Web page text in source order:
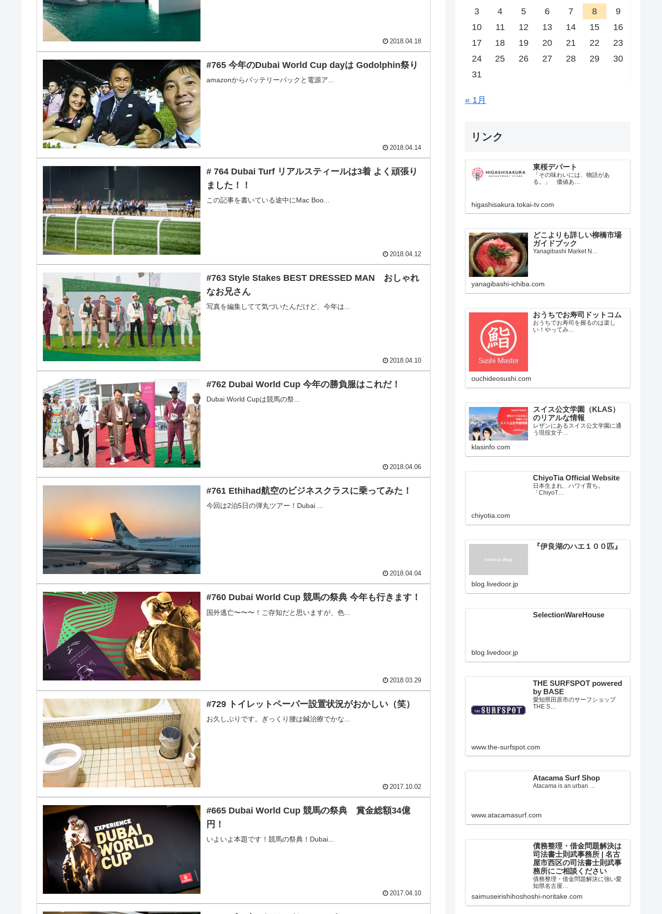
2018.04.18
#765 今年のDubai World Cup dayは Godolphin祭り
amazonからバッテリーパックと電源ア...
2018.04.14
# 764 Dubai Turf リアルスティールは3着 よく頑張り
ました！！
この記事を書いている途中にMac Boo...
2018.04.12
#763 Style Stakes BEST DRESSED MAN おしゃれ
なお兄さん
写真を編集してて気づいたんだけど、今年は...
2018.04.10
#762 Dubai World Cup 今年の勝負服はこれだ！
Dubai World Cupは競馬の祭...
2018.04.06
#761 Ethihad航空のビジネスクラスに乗ってみた！
今回は2泊5日の弾丸ツアー！Dubai ...
2018.04.04
#760 Dubai World Cup 競馬の祭典 今年も行きます！
国外逃亡〜〜〜！ご存知だと思いますが、色...
2018.03.29
#729 トイレットペーパー設置状況がおかしい（笑）
お久しぶりです。ぎっくり腰は鍼治療でかな...
2017.10.02
#665 Dubai World Cup 競馬の祭典 賞金総額34億
円！
いよいよ本題です！競馬の祭典！Dubai...
2017.04.10
3
4 5 6 7 8
9
10
11 12 13 14 15
16
17
18 19 20 21 22
23
24
25 26 27 28 29
30
31
« 1月
リンク
東桜デパート
「その味わいには、物語があ
る。」 価値あ…
higashisakura.tokai-tv.com
どこよりも詳しい柳橋市場
ガイドブック
Yanagibashi Market N…
yanagibashi-ichiba.com
おうちでお寿司ドットコム
おうちでお寿司を握るのは楽し
い！やってみ…
ouchideosushi.com
スイス公文学園（KLAS）
のリアルな情報
レザンにあるスイス公文学園に通
う現役女子…
klasinfo.com
ChiyoTia Official Website
日本生まれ、ハワイ育ち。
「ChiyoT…
chiyotia.com
『伊良湖のハエ１００匹』
blog.livedoor.jp
SelectionWareHouse
blog.livedoor.jp
THE SURFSPOT powered
by BASE
愛知県田原市のサーフショップ
THE S…
www.the-surfspot.com
Atacama Surf Shop
Atacama is an urban …
www.atacamasurf.com
債務整理・借金問題解決は
司法書士則武事務所 | 名古
屋市西区の司法書士則武事
務所にご相談ください
債務整理・借金問題解決に強い愛
知県名古屋…
saimuseirishihoshoshi-noritake.com